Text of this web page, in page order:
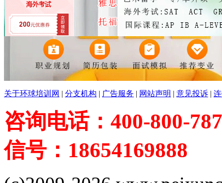
关于环球培训网 | 分支机构 | 广告服务 | 网站声明 | 意见投诉 |
咨询电话：400-800-
信号：18654169888